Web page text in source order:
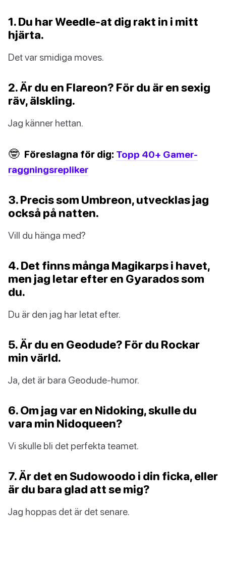
1. Du har Weedle-at dig rakt in i mitt
hjärta.
Det var smidiga moves.
2. Är du en Flareon? För du är en sexig
räv, älskling.
Jag känner hettan.
🤓 Föreslagna för dig: Topp 40+ Gamer-
raggningsrepliker
3. Precis som Umbreon, utvecklas jag
också på natten.
Vill du hänga med?
4. Det finns många Magikarps i havet,
men jag letar efter en Gyarados som
du.
Du är den jag har letat efter.
5. Är du en Geodude? För du Rockar
min värld.
Ja, det är bara Geodude-humor.
6. Om jag var en Nidoking, skulle du
vara min Nidoqueen?
Vi skulle bli det perfekta teamet.
7. Är det en Sudowoodo i din ficka, eller
är du bara glad att se mig?
Jag hoppas det är det senare.